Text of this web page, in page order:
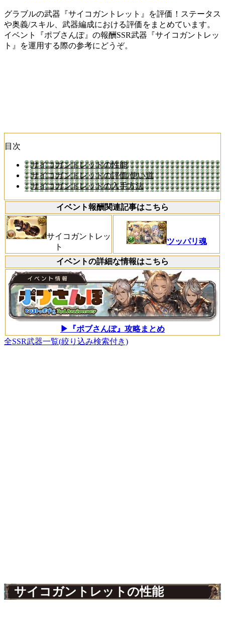
グラブルの武器『サイコガントレット』を評価！ステータス
や奥義/スキル、武器編成における評価をまとめています。
イベント『ポブさんぽ』の報酬SSR武器『サイコガントレッ
ト』を運用する際の参考にどうぞ。
目次
サイコガントレットの性能
サイコガントレットの評価/使い道
サイコガントレットの入手方法
イベント報酬関連記事はこちら
サイコガントレッ
ト
ツッパリ魂
イベントの詳細な情報はこちら
▶『ポブさんぽ』攻略まとめ
全SSR武器一覧(絞り込み検索付き)
サイコガントレットの性能